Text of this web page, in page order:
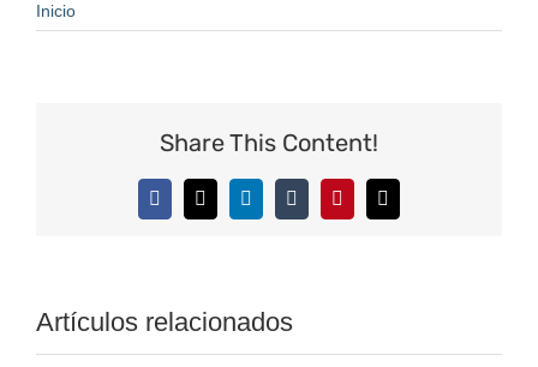
Inicio
Share This Content!
Facebook
X LinkedInTumblrPinterestCorreo
electrónico
Artículos relacionados